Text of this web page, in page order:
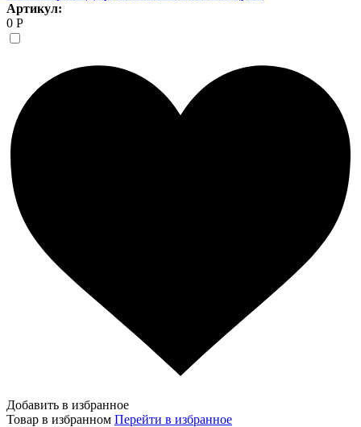
Артикул:
0 Р
Добавить в избранное
Товар в избранном Перейти в избранное